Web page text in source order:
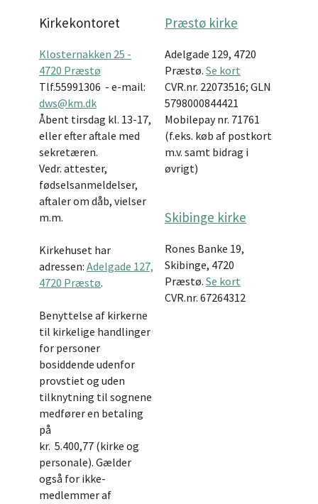
Kirkekontoret
Klosternakken 25 -
4720 Præstø
Tlf.55991306 - e-mail:
dws@km.dk
Åbent tirsdag kl. 13-17,
eller efter aftale med
sekretæren.
Vedr. attester,
fødselsanmeldelser,
aftaler om dåb, vielser
m.m.
Kirkehuset har
adressen: Adelgade 127,
4720 Præstø.
Benyttelse af kirkerne
til kirkelige handlinger
for personer
bosiddende udenfor
provstiet og uden
tilknytning til sognene
medfører en betaling
på
kr. 5.400,77 (kirke og
personale). Gælder
også for ikke-
medlemmer af
Præstø kirke
Adelgade 129, 4720
Præstø. Se kort
CVR.nr. 22073516; GLN
5798000844421
Mobilepay nr. 71761
(f.eks. køb af postkort
m.v. samt bidrag i
øvrigt)
Skibinge kirke
Rones Banke 19,
Skibinge, 4720
Præstø. Se kort
CVR.nr. 67264312